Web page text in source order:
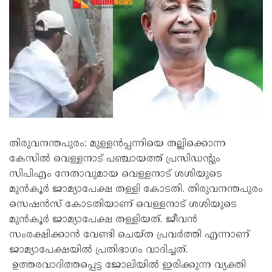
തിരുവനന്തപുരം: മുള്ളൻപ്പന്നിയെ തല്ലിക്കൊന്ന
കേസിൽ വെള്ളനാട് പഞ്ചായത്ത് പ്രസിഡൻ്റും
സിപിഎം നേതാവുമായ വെള്ളനാട് ശശിയുടെ
മുൻകൂർ ജാമ്യാപേക്ഷ തള്ളി കോടതി. തിരുവനന്തപുരം
സെഷൻസ് കോടതിയാണ് വെള്ളനാട് ശശിയുടെ
മുൻകൂർ ജാമ്യാപേക്ഷ തള്ളിയത്. ജീവൻ
സംരക്ഷിക്കാൻ വേണ്ടി ചെയ്ത പ്രവർത്തി എന്നാണ്
ജാമ്യാപേക്ഷയിൽ പ്രതിഭാഗം വാദിച്ചത്.
ഉത്തരവാദിത്തപ്പെട്ട ജോലിയിൽ ഇരിക്കുന്ന വ്യക്തി